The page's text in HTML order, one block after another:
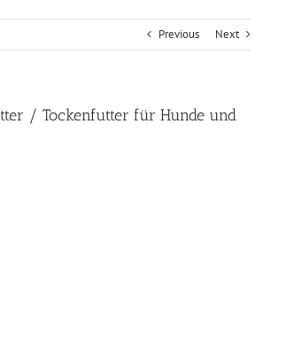
Previous Next
/ Tockenfutter für Hunde und